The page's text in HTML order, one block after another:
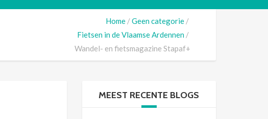
Home
Geen categorie
Fietsen in de Vlaamse Ardennen
Wandel- en fietsmagazine Stapaf+
MEEST RECENTE BLOGS